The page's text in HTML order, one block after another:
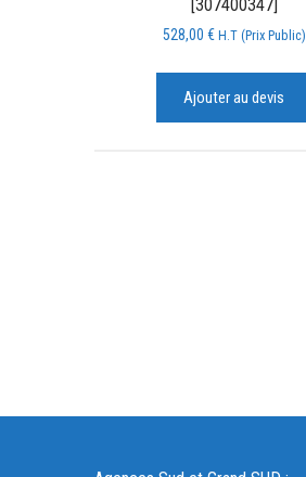
[307400347]
528,00 € H.T (Prix Public)
Ajouter au devis